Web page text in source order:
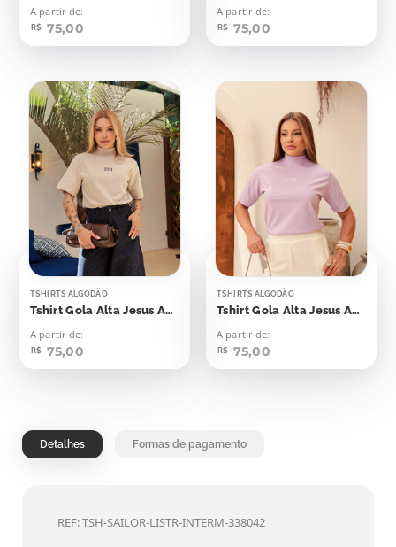
A partir de:
R$ 75,00
A partir de:
R$ 75,00
TSHIRTS ALGODÃO
Tshirt Gola Alta Jesus Aplicação
A partir de:
R$ 75,00
TSHIRTS ALGODÃO
Tshirt Gola Alta Jesus Aplicação
A partir de:
R$ 75,00
Detalhes Formas de pagamento
REF: TSH-SAILOR-LISTR-INTERM-338042